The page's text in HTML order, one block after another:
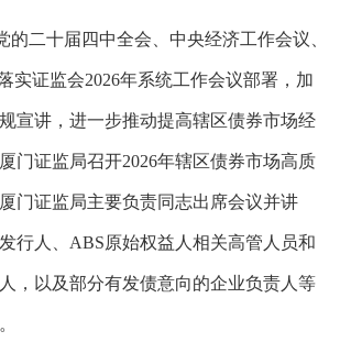
的二十届四中全会、中央经济工作会议、
实证监会2026年系统工作会议部署，加
宣讲，进一步推动提高辖区债券市场经
门证监局召开2026年辖区债券市场高质
门证监局主要负责同志出席会议并讲
行人、 ABS原始权益人相关高管人员和
，以及部分有发债意向的企业负责人等